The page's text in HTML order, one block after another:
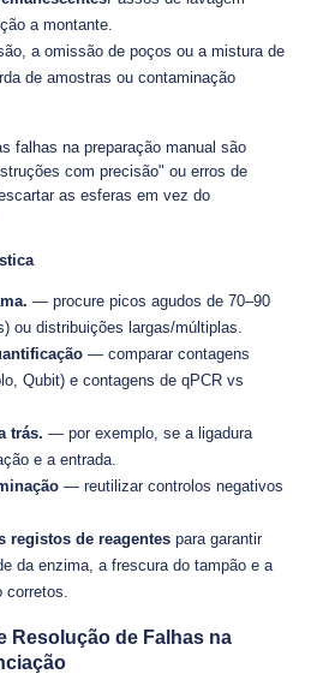
a montante.
a omissão de poços ou a mistura de
de amostras ou contaminação
falhas na preparação manual são
com precisão" ou erros de
as esferas em vez do
— procure picos agudos de 70–90
ou distribuições largas/múltiplas.
— comparar contagens
Qubit) e contagens de qPCR vs
trás. — por exemplo, se a ligadura
e a entrada.
— reutilizar controlos negativos
registos de reagentes para garantir
da enzima, a frescura do tampão e a
corretos.
Resolução de Falhas na